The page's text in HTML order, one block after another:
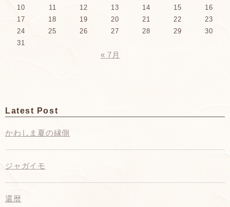
10
11 12 13 14 15
16
17
18 19 20 21 22
23
24
25 26 27 28 29
30
31
« 7月
Latest Post
かわしま夏の縁側
ジャガイモ
還暦